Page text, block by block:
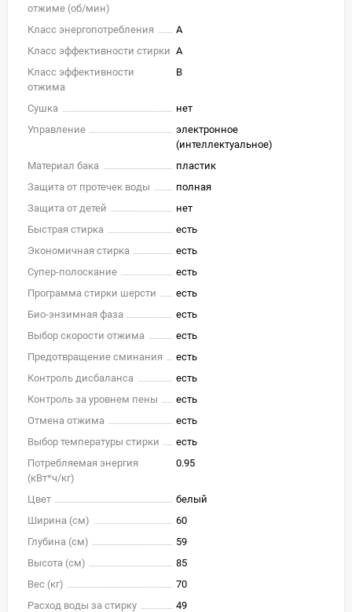
отжиме (об/мин)
Класс энергопотребления
A
Класс эффективности стирки A
Класс эффективности
отжима
B
Сушка
нет
Управление
электронное
(интеллектуальное)
Материал бака
пластик
Защита от протечек воды
полная
Защита от детей
нет
Быстрая стирка
есть
Экономичная стирка
есть
Супер-полоскание
есть
Программа стирки шерсти
есть
Био-энзимная фаза
есть
Выбор скорости отжима
есть
Предотвращение сминания
есть
Контроль дисбаланса
есть
Контроль за уровнем пены
есть
Отмена отжима
есть
Выбор температуры стирки
есть
Потребляемая энергия
(кВт*ч/кг)
0.95
Цвет
белый
Ширина (см)
60
Глубина (см)
59
Высота (см)
85
Вес (кг)
70
Расход воды за стирку
49